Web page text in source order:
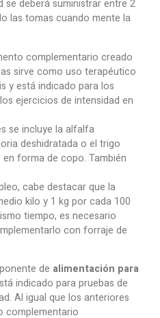
se deberá suministrar entre 2
las tomas cuando mente la
complementario creado
sirve como uso terapéutico
y está indicado para los
ejercicios de intensidad en
se incluye la alfalfa
deshidratada o el trigo
forma de copo. También
cabe destacar que la
kilo y 1 kg por cada 100
tiempo, es necesario
con forraje de
de alimentación para
indicado para pruebas de
Al igual que los anteriores
complementario